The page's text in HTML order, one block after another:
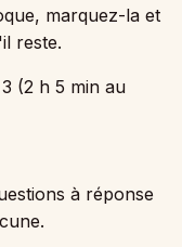
marquez-la et
reste.
(2 h 5 min au
à réponse